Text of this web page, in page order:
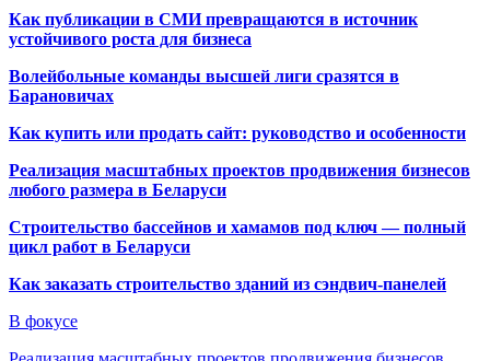
Как публикации в СМИ превращаются в источник
устойчивого роста для бизнеса
Волейбольные команды высшей лиги сразятся в
Барановичах
Как купить или продать сайт: руководство и особенности
Реализация масштабных проектов продвижения бизнесов
любого размера в Беларуси
Строительство бассейнов и хамамов под ключ — полный
цикл работ в Беларуси
Как заказать строительство зданий из сэндвич-панелей
В фокусе